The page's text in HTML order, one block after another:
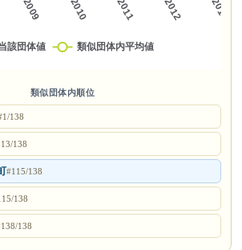
類似団体内順位
138
138
#115/138
138
138